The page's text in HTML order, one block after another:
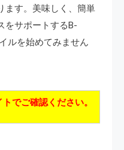
ます。美味しく、簡単
をサポートするB-
ルを始めてみません
でご確認ください。